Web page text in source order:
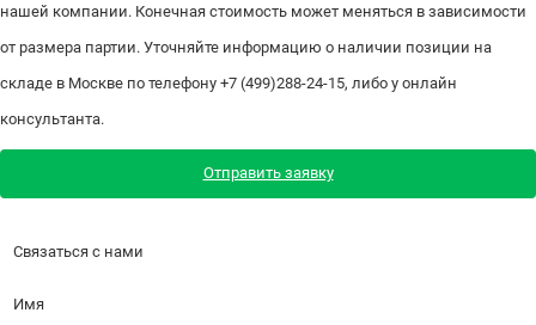
нашей компании. Конечная стоимость может меняться в зависимости
от размера партии. Уточняйте информацию о наличии позиции на
складе в Москве по телефону +7 (499)288-24-15, либо у онлайн
консультанта.
Отправить заявку
Связаться с нами
Имя